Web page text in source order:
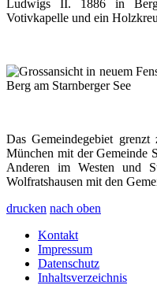
Ludwigs II. 1886 in
Votivkapelle und ein
Das Gemeindegebiet
München mit der Gemeinde
Anderen im Westen und
Wolfratshausen mit den
drucken nach oben
Kontakt
Impressum
Datenschutz
Inhaltsverzeichnis